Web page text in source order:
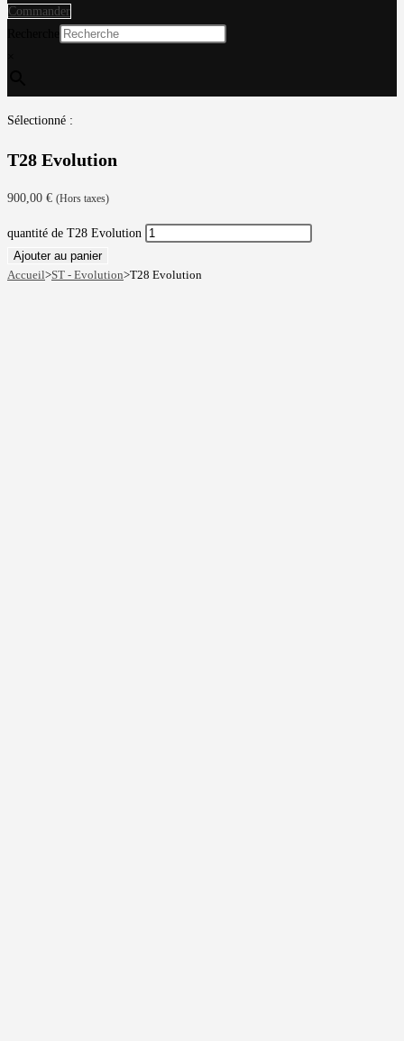
Commander
Sélectionné :
T28 Evolution
900,00 € (Hors taxes)
quantité de T28 Evolution
Ajouter au panier
Accueil>ST - Evolution>T28 Evolution